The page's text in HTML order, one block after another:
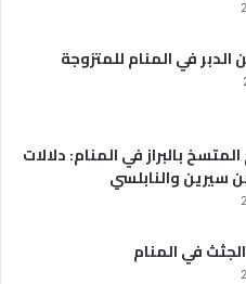
في المنام للمتزوجة
بالبراز في المنام: دلالات
سيرين والنابلسي
في المنام